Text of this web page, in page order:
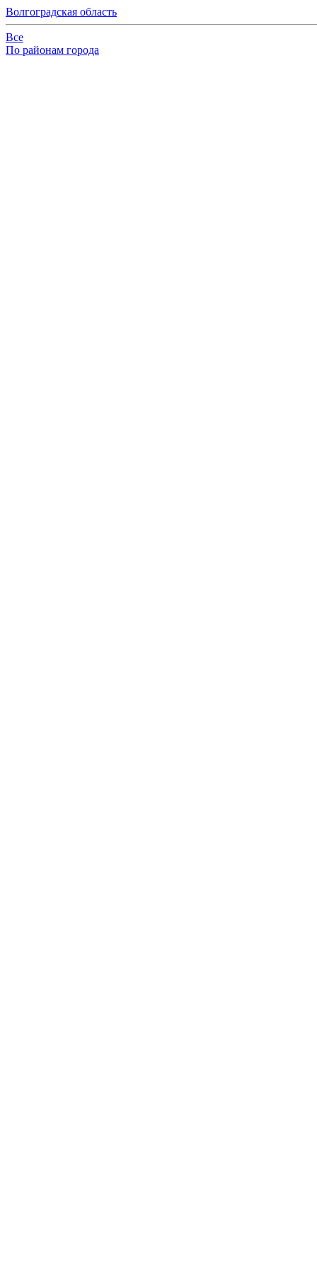
Волгоградская область
Все
По районам города